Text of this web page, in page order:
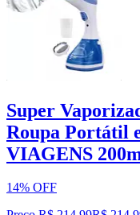
Super
Roupa Portátil
VIAGENS
14% OFF